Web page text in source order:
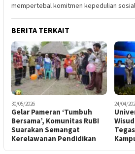
mempertebal komitmen kepedulian
BERITA TERKAIT
30/05/2026
Gelar Pameran ‘Tumbuh
Bersama’, Komunitas RuBI
Suarakan Semangat
Kerelawanan Pendidikan
24/04/